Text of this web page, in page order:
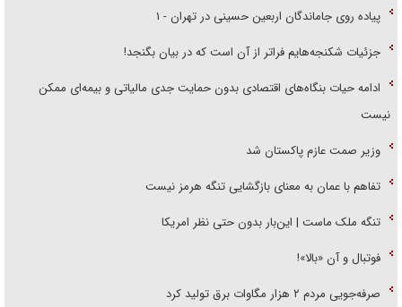
پیاده روی جاماندگان اربعین حسینی در تهران - ۱
جزئیات شکنجه‌هایم فراتر از آن است که در بیان بگنجد!
ادامه حیات بنگاه‌های اقتصادی بدون حمایت جدی مالیاتی و بیمه‌ای ممکن
نیست
وزیر صمت عازم پاکستان شد
تفاهم با عمان به معنای بازگشایی تنگه هرمز نیست
تنگه ملک ماست | این‌بار بدون حتی نظر امریکا
فوتبال و آن «بالا»!
صرفه‌جویی مردم ۲ هزار مگاوات برق تولید کرد